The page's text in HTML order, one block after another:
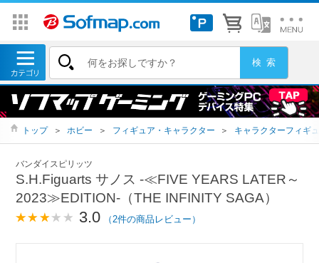
トップ ＞ ホビー ＞ フィギュア・キャラクター ＞ キャラクターフィギ
バンダイスピリッツ
S.H.Figuarts サノス -≪FIVE YEARS LATER～
2023≫EDITION-（THE INFINITY SAGA）
3.0 （2件の商品レビュー）